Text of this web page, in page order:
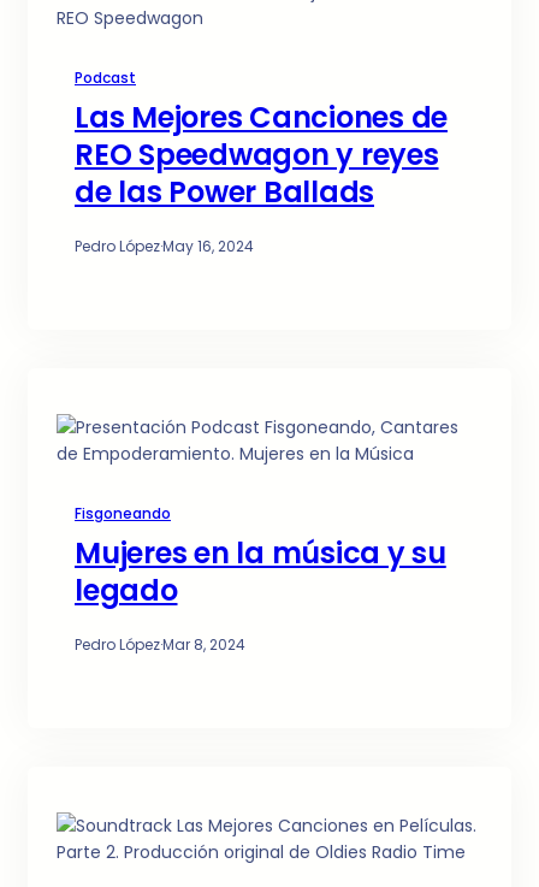
Podcast
Las Mejores Canciones de
REO Speedwagon y reyes
de las Power Ballads
Pedro López·May 16, 2024
Fisgoneando
Mujeres en la música y su
legado
Pedro López·Mar 8, 2024